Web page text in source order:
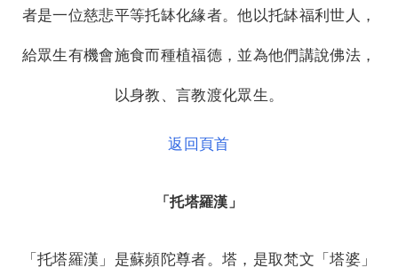
者是一位慈悲平等托缽化緣者。他以托缽福利世人，
給眾生有機會施食而種植福德，並為他們講說佛法，
以身教、言教渡化眾生。
返回頁首
「托塔羅漢」
「托塔羅漢」是蘇頻陀尊者。塔，是取梵文「塔婆」